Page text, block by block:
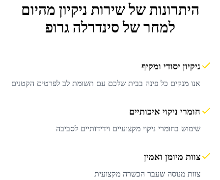
היתרונות של שירות ניקיון מהיום
למחרשל סינדרלה גרופ
ניקיון יסודי ומקיף
אנו מנקים כל פינה בבית שלכם עם תשומת לב לפרטים הקטנים
חומרי ניקוי איכותיים
שימוש בחומרי ניקוי מקצועיים וידידותיים לסביבה
צוות מיומן ואמין
צוות מנוסה שעבר הכשרה מקצועית